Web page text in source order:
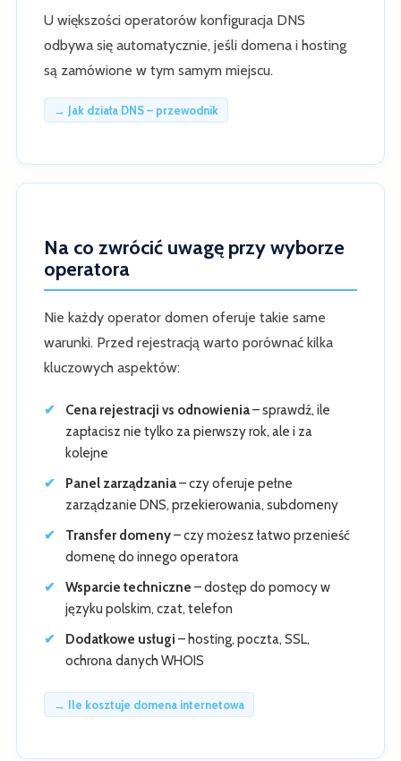
U większości operatorów konfiguracja DNS
odbywa się automatycznie, jeśli domena i hosting
są zamówione w tym samym miejscu.
→ Jak działa DNS – przewodnik
Na co zwrócić uwagę przy wyborze
operatora
Nie każdy operator domen oferuje takie same
warunki. Przed rejestracją warto porównać kilka
kluczowych aspektów:
Cena rejestracji vs odnowienia– sprawdź, ile
zapłacisz nie tylko za pierwszy rok, ale i za
kolejne
Panel zarządzania– czy oferuje pełne
zarządzanie DNS, przekierowania, subdomeny
Transfer domeny– czy możesz łatwo przenieść
domenę do innego operatora
Wsparcie techniczne – dostęp do pomocy w
języku polskim, czat, telefon
Dodatkowe usługi – hosting, poczta, SSL,
ochrona danych WHOIS
→ Ile kosztuje domena internetowa